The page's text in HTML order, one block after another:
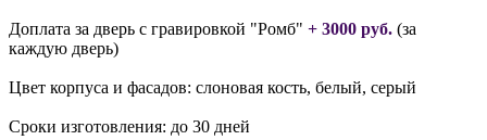
Доплата за дверь с гравировкой "Ромб" + 3000 руб. (за
каждую дверь)
Цвет корпуса и фасадов: слоновая кость, белый, серый
Сроки изготовления: до 30 дней